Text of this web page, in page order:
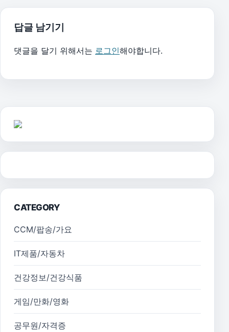
답글 남기기
댓글을 달기 위해서는 로그인해야합니다.
CATEGORY
CCM/팝송/가요
IT제품/자동차
건강정보/건강식품
게임/만화/영화
공무원/자격증